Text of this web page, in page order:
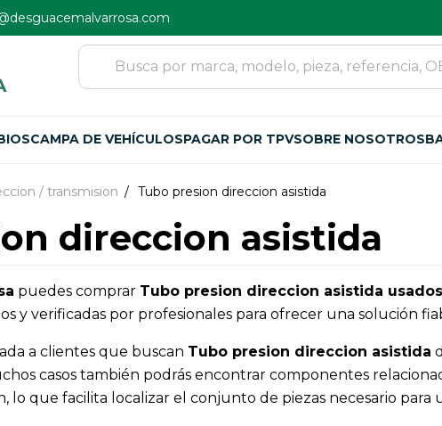
CAMPA DE VEHÍCULOSPAGAR POR TPVSOBRE NOSOTROS
/ transmision Tubo presion direccion asistida
direccion asistida
puedes comprar Tubo presion direccion asistida usados
y verificadas por profesionales para ofrecer una solución
a clientes que buscan Tubo presion direccion asistida
casos también podrás encontrar componentes
lo que facilita localizar el conjunto de piezas necesario para